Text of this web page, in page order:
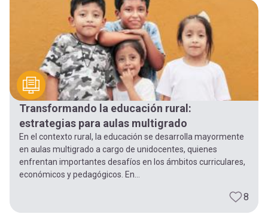
Transformando la educación rural:
estrategias para aulas multigrado
En el contexto rural, la educación se desarrolla mayormente
en aulas multigrado a cargo de unidocentes, quienes
enfrentan importantes desafíos en los ámbitos curriculares,
económicos y pedagógicos. En...
8